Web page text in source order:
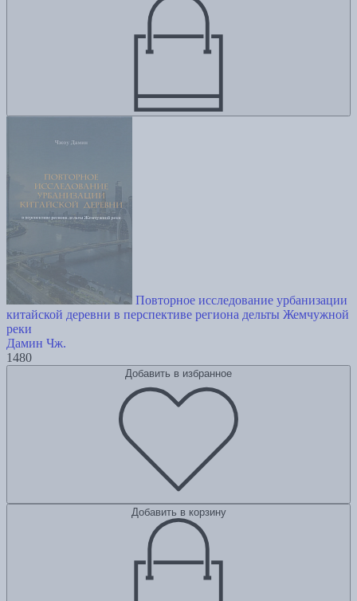
Повторное исследование урбанизации
китайской деревни в перспективе региона дельты Жемчужной
реки
Дамин Чж.
1480
Добавить в избранное
Добавить в корзину